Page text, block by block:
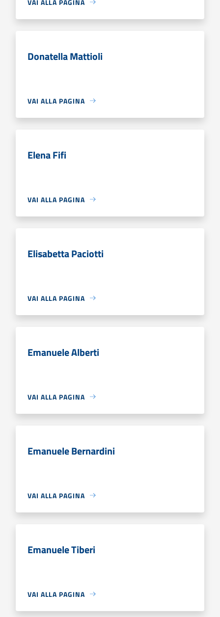
Donatella Mattioli
VAI ALLA PAGINA
Elena Fifi
VAI ALLA PAGINA
Elisabetta Paciotti
VAI ALLA PAGINA
Emanuele Alberti
VAI ALLA PAGINA
Emanuele Bernardini
VAI ALLA PAGINA
Emanuele Tiberi
VAI ALLA PAGINA